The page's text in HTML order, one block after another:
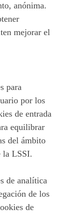
anónima.
mejorar el
para
por los
de entrada
equilibrar
del ámbito
la LSSI.
de analítica
de los
de